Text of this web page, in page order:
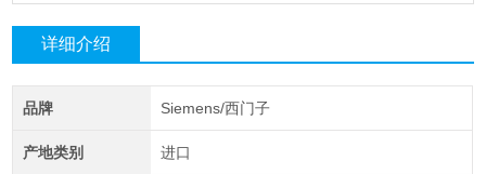
详细介绍
品牌 Siemens/西门子
产地类别 进口